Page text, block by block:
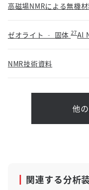
高磁場NMRによる無機
ゼオライト ‐ 固体27Al
NMR技術資料
他
関連する分析